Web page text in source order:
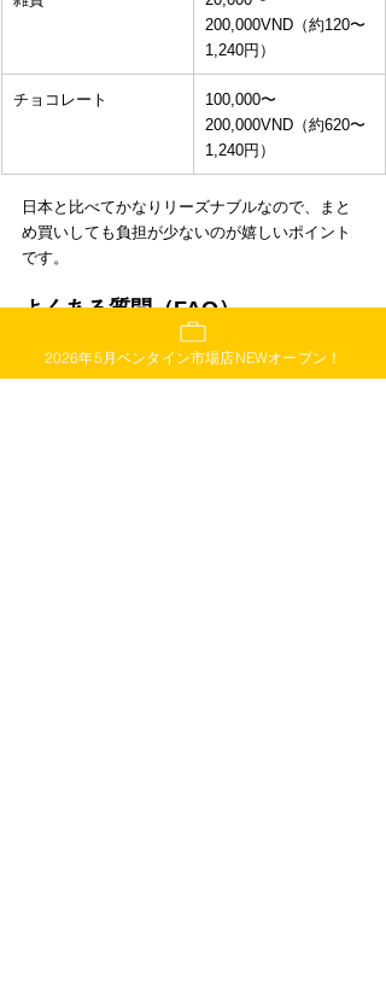
200,000VND（約120〜
1,240円）
チョコレート
100,000〜
200,000VND（約620〜
1,240円）
日本と比べてかなりリーズナブルなので、まと
め買いしても負担が少ないのが嬉しいポイント
です。
よくある質問（FAQ）
Q. ダナンのお土産で女子に一番人気なの
2026年5月ベンタイン市場店NEWオープン！